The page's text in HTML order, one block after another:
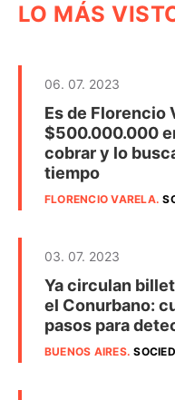
LO MÁS
06. 07. 2023
Es de Florencio
$500.000.000
cobrar y lo
tiempo
FLORENCIO VARELA.
03. 07. 2023
Ya circulan
el Conurbano:
pasos para
BUENOS AIRES.